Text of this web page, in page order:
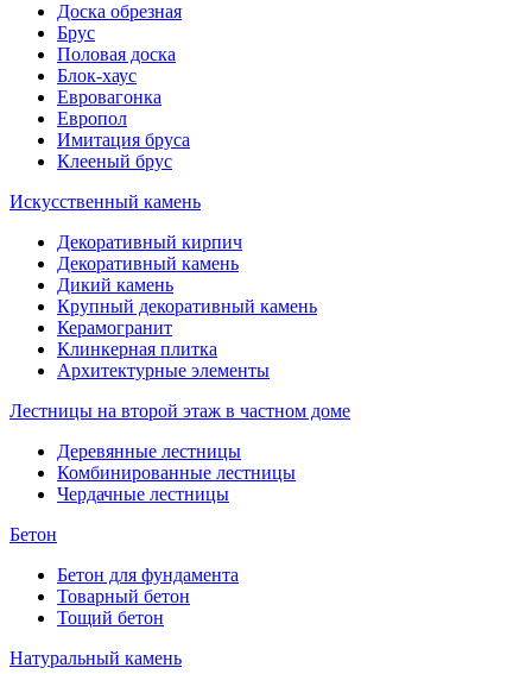
Доска обрезная
Брус
Половая доска
Блок-хаус
Евровагонка
Европол
Имитация бруса
Клееный брус
Искусственный камень
Декоративный кирпич
Декоративный камень
Дикий камень
Крупный декоративный камень
Керамогранит
Клинкерная плитка
Архитектурные элементы
Лестницы на второй этаж в частном доме
Деревянные лестницы
Комбинированные лестницы
Чердачные лестницы
Бетон
Бетон для фундамента
Товарный бетон
Тощий бетон
Натуральный камень